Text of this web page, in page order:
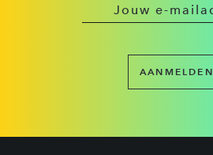
AANMELDEN